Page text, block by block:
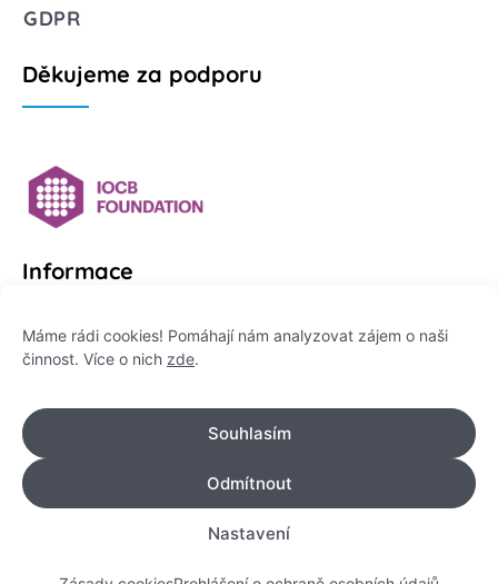
Máme rádi cookies! Pomáhají nám analyzovat zájem o naši
činnost. Více o nich zde.
Souhlasím
Odmítnout
Nastavení
GDPR
Děkujeme za podporu
Informace
Platformu Zeptej se vědce provozuje:
IČO: 178 47 389
Flemingovo náměstí 542/2,
Dejvice, 160 00 Praha 6
info@zeptejsevedce.cz